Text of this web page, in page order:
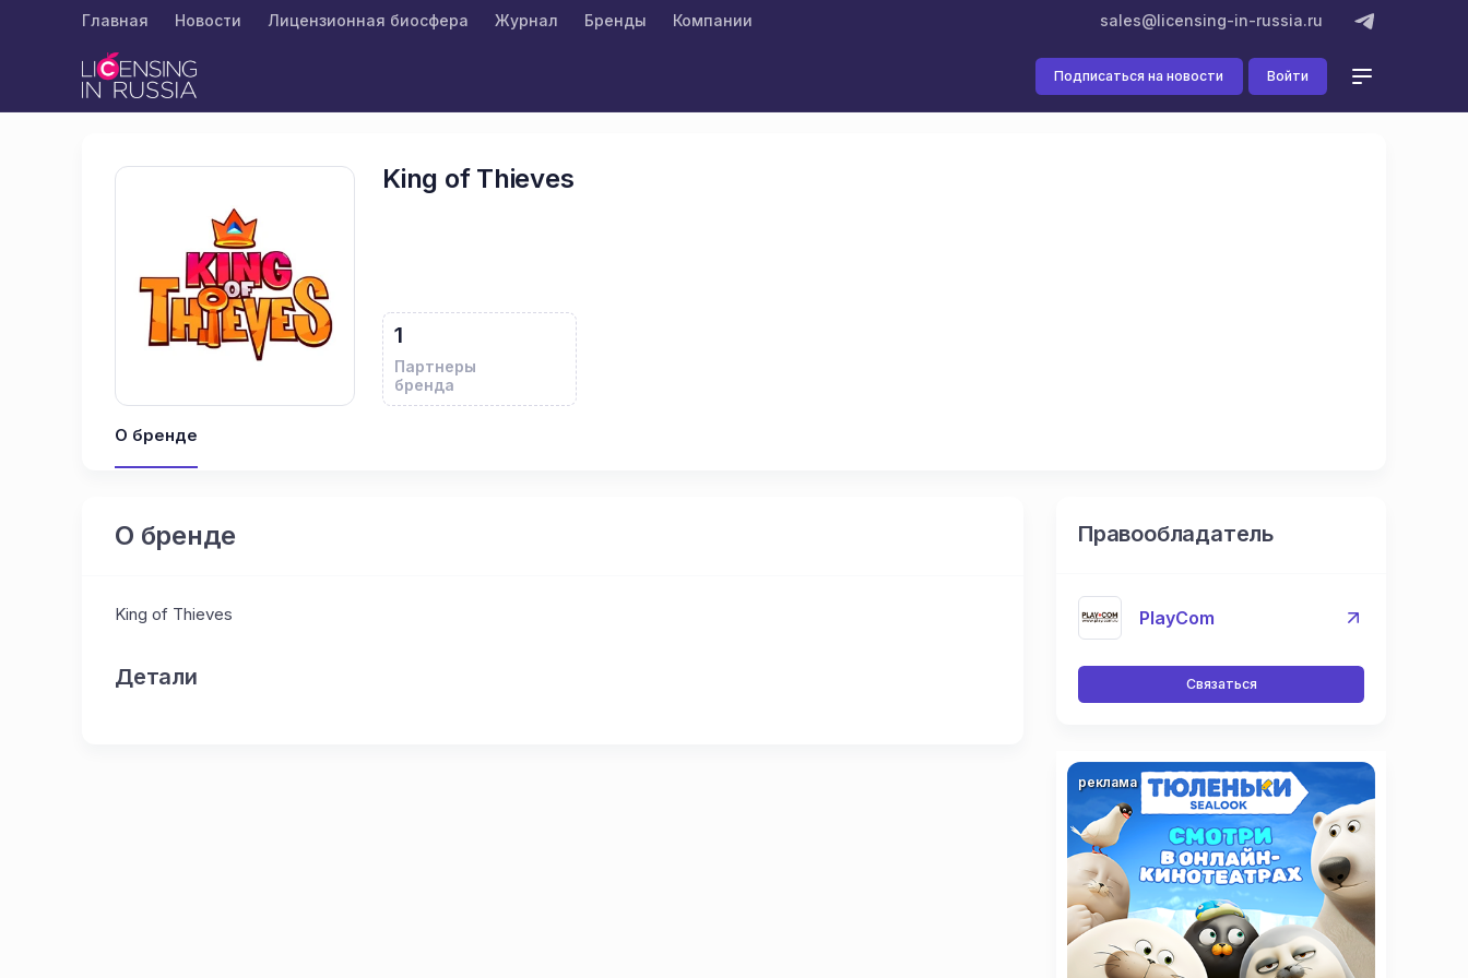
Главная Новости Лицензионная биосфера Журнал Бренды Компании sales@licensing-in-russia.ru
Подписаться на новости Войти
King of Thieves
1
Партнеры
бренда
О бренде
О бренде
King of Thieves
Детали
Правообладатель
PlayCom
Связаться
реклама